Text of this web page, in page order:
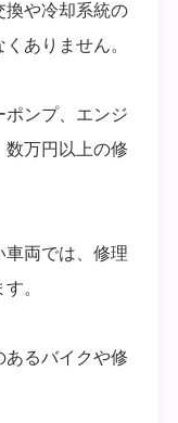
換や冷却系統の
ありません。
ポンプ、エンジ
数万円以上の修
車両では、修理
。
あるバイクや修